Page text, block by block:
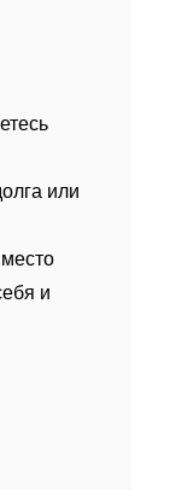
или
и